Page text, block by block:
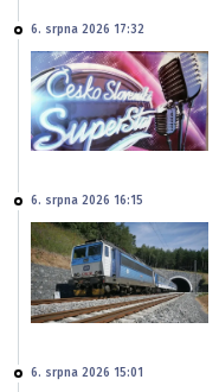
6. srpna 2026 17:32
6. srpna 2026 16:15
6. srpna 2026 15:01